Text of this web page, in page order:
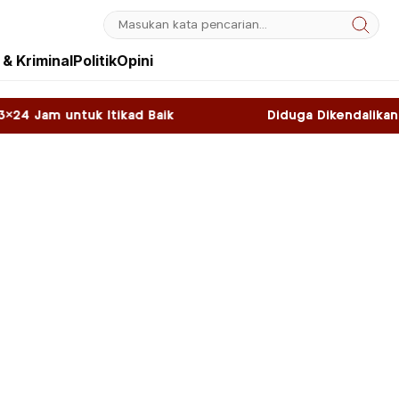
KriminalPolitikOpini
Baik Diduga Dikendalikan WNA, Sky Game di